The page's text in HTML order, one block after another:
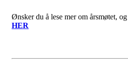
Ønsker du å lese mer om årsmøtet,
HER